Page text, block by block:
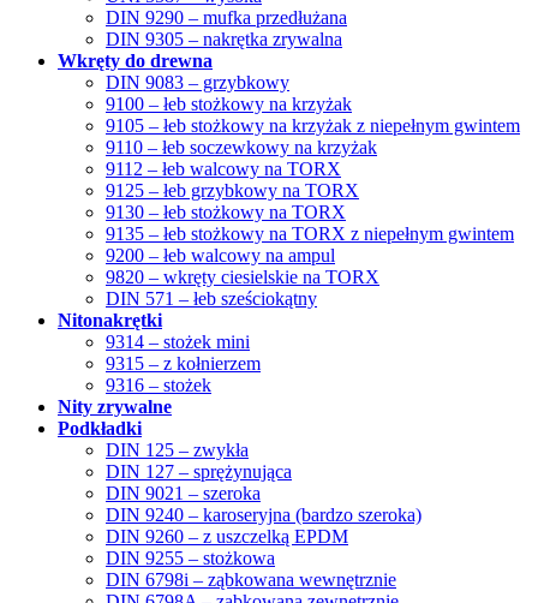
DIN 9290 – mufka przedłużana
DIN 9305 – nakrętka zrywalna
Wkręty do drewna
DIN 9083 – grzybkowy
9100 – łeb stożkowy na krzyżak
9105 – łeb stożkowy na krzyżak z niepełnym gwintem
9110 – łeb soczewkowy na krzyżak
9112 – łeb walcowy na TORX
9125 – łeb grzybkowy na TORX
9130 – łeb stożkowy na TORX
9135 – łeb stożkowy na TORX z niepełnym gwintem
9200 – łeb walcowy na ampul
9820 – wkręty ciesielskie na TORX
DIN 571 – łeb sześciokątny
Nitonakrętki
9314 – stożek mini
9315 – z kołnierzem
9316 – stożek
Nity zrywalne
Podkładki
DIN 125 – zwykła
DIN 127 – sprężynująca
DIN 9021 – szeroka
DIN 9240 – karoseryjna (bardzo szeroka)
DIN 9260 – z uszczelką EPDM
DIN 9255 – stożkowa
DIN 6798i – ząbkowana wewnętrznie